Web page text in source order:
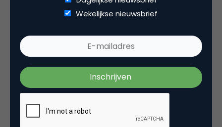
Verder hebben we ook een advertentie-
hun eigen pagina kunnen zetten. Het leukste
van ZEEF is dat je de ranking kan gaan volgen
van alle link lijstjes van anderen.
6 september 2013 om 23:28
Wekelijkse nieuwsbrief